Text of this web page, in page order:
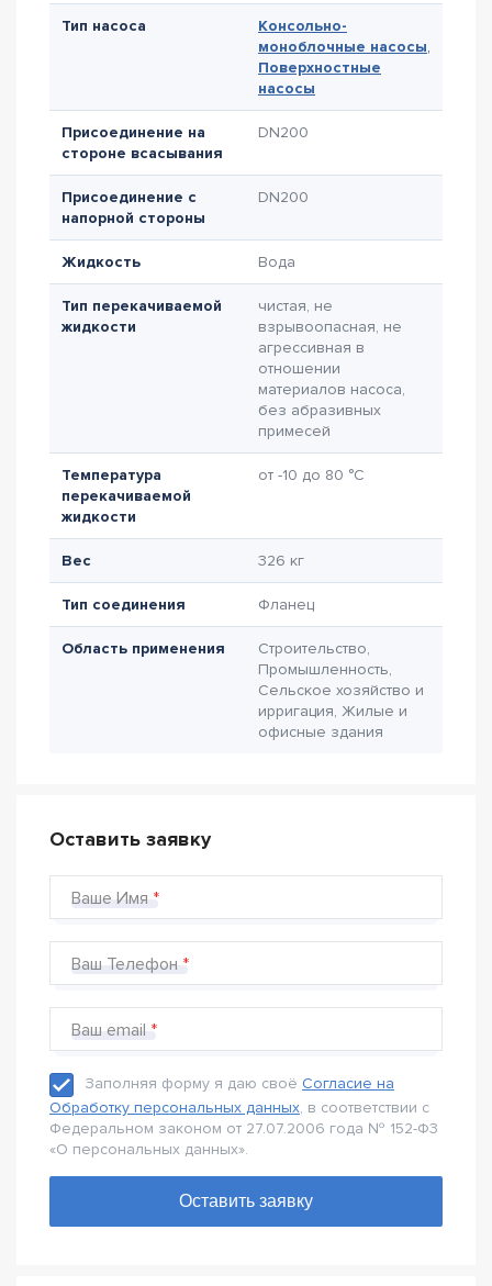
Тип насоса
Консольно-
моноблочные насосы,
Поверхностные
насосы
Присоединение на
стороне всасывания
DN200
Присоединение с
напорной стороны
DN200
Жидкость Вода
Тип перекачиваемой
жидкости
чистая, не
взрывоопасная, не
агрессивная в
отношении
материалов насоса,
без абразивных
примесей
Температура
перекачиваемой
жидкости
от -10 до 80 °C
Вес 326 кг
Тип соединения Фланец
Область применения
Строительство,
Промышленность,
Сельское хозяйство и
ирригация, Жилые и
офисные здания
Оставить заявку
Ваше Имя
Ваш Телефон
Ваш email
Заполняя форму я даю своё Согласие на
Обработку персональных данных, в соответствии с
Федеральном законом от 27.07.2006 года № 152-Ф3
«О персональных данных».